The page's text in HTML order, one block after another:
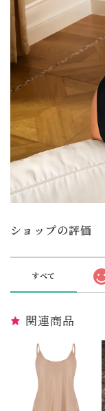
ショップの評価
すべて
関連商品